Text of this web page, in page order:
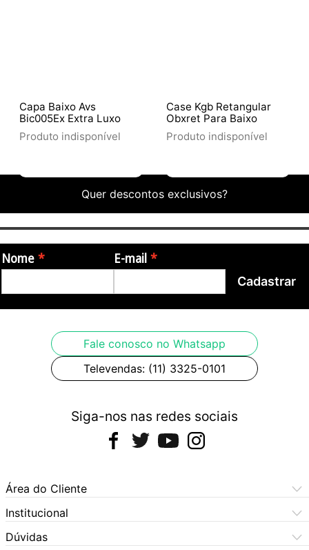
Capa Baixo Avs
Bic005Ex Extra Luxo
Produto indisponível
Case Kgb Retangular
Obxret Para Baixo
Produto indisponível
Quer descontos exclusivos?
Nome E-mail
Cadastrar
Fale conosco no Whatsapp
Televendas: (11) 3325-0101
Siga-nos nas redes sociais
Área do Cliente
Meus Pedidos
Meus Dados
Institucional
Central de Atendimento
Dúvidas